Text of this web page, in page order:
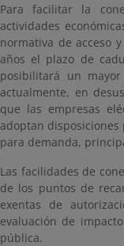
Para facilitar la
actividades
normativa de acceso
años el plazo de
posibilitará un
actualmente, en
que las empresas
adoptan disposiciones
para demanda,
Las facilidades de
de los puntos de
exentas de
evaluación de
pública.